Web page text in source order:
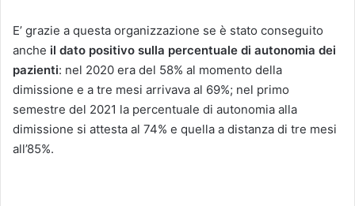
E’ grazie a questa organizzazione se è stato conseguito
anche il dato positivo sulla percentuale di autonomia dei
pazienti: nel 2020 era del 58% al momento della
dimissione e a tre mesi arrivava al 69%; nel primo
semestre del 2021 la percentuale di autonomia alla
dimissione si attesta al 74% e quella a distanza di tre mesi
all’85%.